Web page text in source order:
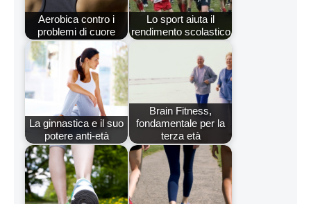
Aerobica contro i
problemi di cuore
Lo sport aiuta il
rendimento scolastico
La ginnastica e il suo
potere anti-età
Brain Fitness,
fondamentale per la
terza età